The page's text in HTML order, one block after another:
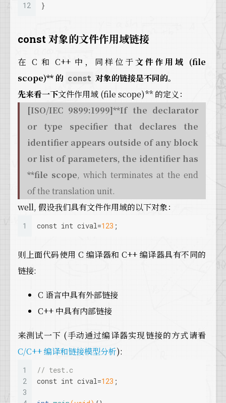
12
}
const 对象的文件作用域链接
在 C 和 C++ 中，同样位于文件作用域 (file
scope)** 的 const 对象的链接是不同的。
先来看一下文件作用域 (file scope)** 的定义：
[ISO/IEC 9899:1999]**If the declarator
or type specifier that declares the
identifier appears outside of any block
or list of parameters, the identifier has
**file scope, which terminates at the end
of the translation unit.
well, 假设我们具有文件作用域的以下对象：
1 const int cival=123 ;
则上面代码使用 C 编译器和 C++ 编译器具有不同的
链接:
C 语言中具有外部链接
C++ 中具有内部链接
来测试一下 (手动通过编译器实现链接的方式请看
C/C++ 编译和链接模型分析):
1
2
3
// test.c
const int cival=123 ;